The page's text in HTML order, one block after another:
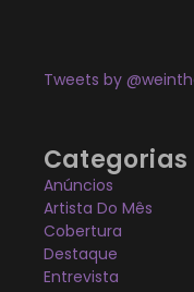
Tweets by
Categorias
Anúncios
Artista Do Mês
Cobertura
Destaque
Entrevista